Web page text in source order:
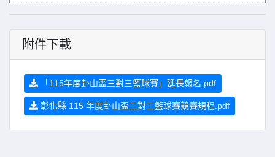
附件下載
「115年度卦山盃三對三籃球賽」延長報名.pdf
彰化縣 115 年度卦山盃三對三籃球賽競賽規程.pdf